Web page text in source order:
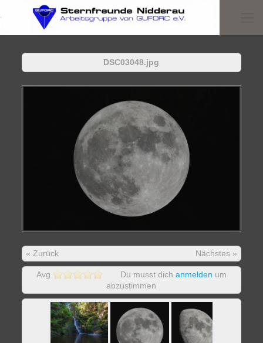
DSC03048.jpg
« Zurück Nächstes »
Avg Du musst dich anmelden um
abzustimmen